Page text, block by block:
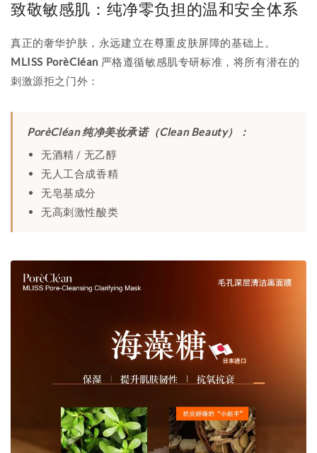
致敬敏感肌：纯净零负担的温和安全体系
真正的奢华护肤，永远建立在尊重皮肤屏障的基础上。
MLISS PorèCléan 严格遵循敏感肌专研标准，将所有潜在的
刺激源拒之门外：
PorèCléan 纯净美妆承诺（Clean Beauty）：
无酒精 / 无乙醇
无人工合成香精
无皂基成分
无高刺激性酸类